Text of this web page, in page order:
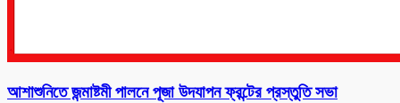
আশাশুনিতে জন্মাষ্টমী পালনে পূজা উদযাপন ফ্রন্টের প্রস্তুতি সভা